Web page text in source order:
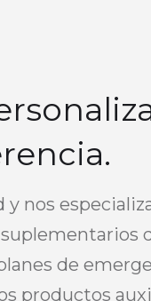
y nos
de
productos